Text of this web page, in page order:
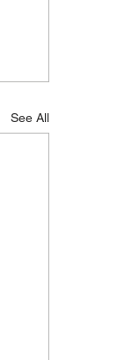
See All